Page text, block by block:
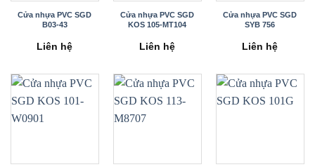
Cửa nhựa PVC SGD
B03-43
Liên hệ
Cửa nhựa PVC SGD
KOS 105-MT104
Liên hệ
Cửa nhựa PVC SGD
SYB 756
Liên hệ